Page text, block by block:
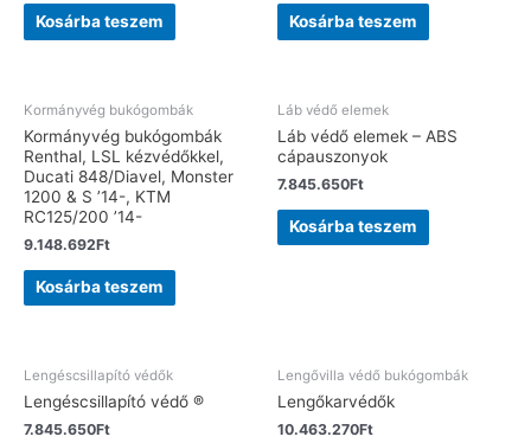
Kosárba teszem Kosárba teszem
Kormányvég bukógombák
Kormányvég bukógombák
Renthal, LSL kézvédőkkel,
Ducati 848/Diavel, Monster
1200 & S ’14-, KTM
RC125/200 ’14-
9.148.692Ft
Kosárba teszem
Láb védő elemek
Láb védő elemek – ABS
cápauszonyok
7.845.650Ft
Kosárba teszem
Lengéscsillapító védők
Lengéscsillapító védő ®
7.845.650Ft
Lengővilla védő bukógombák
Lengőkarvédők
10.463.270Ft